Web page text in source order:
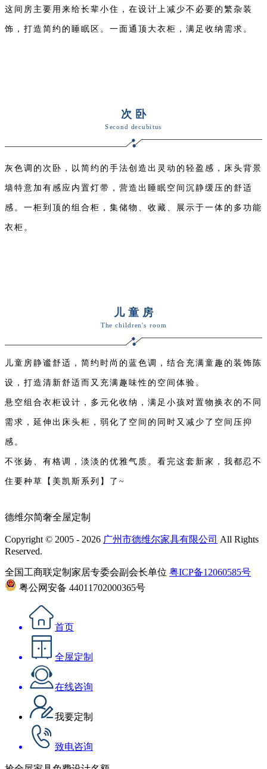
这间房主要用来给长辈小住，在设计上减少不必要的繁杂装
饰，打造简约的睡眠区。一面通顶大衣柜，满足收纳需求。
次卧
Second decubitus
灰色调的次卧，以简约的手法创造出灵动的轻盈感，床头背景
墙特意加有感应内置灯带，营造出睡眠空间沉静缓压的舒适
感。一柜到顶的组合柜，集储物、收藏、展示于一体的多功能
衣柜。
儿 童 房
The children's room
儿童房静谧舒适，简约时尚的蓝色调，结合充满童趣的装饰陈
设，打造清新舒适而又充满趣味性的空间体验。
悬空组合衣柜设计，多元化收纳，满足小孩对置物换衣的不同
需求，延伸出床头柜，弱化了空间的同时又减少了空间压抑
感。
不张扬、有格调，淡淡的优雅气质。看完这套新家，我都忍不
住要种草【美凯斯系列】了~
德维尔简奢全屋定制
Copyright © 2005 - 2026 广州市德维尔家具有限公司 All Rights
Reserved.
全国工商联定制家居专委会副会长单位 粤ICP备12060585号
粤公网安备 44011702000365号
首页
全屋定制
在线咨询
我要定制
致电咨询